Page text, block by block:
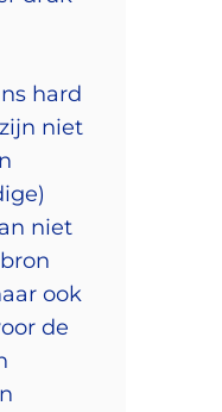
hard
niet
niet
ook
de